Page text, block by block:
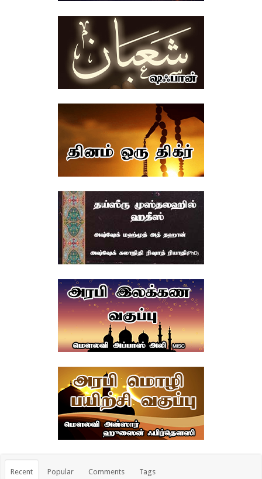
Recent Popular Comments Tags